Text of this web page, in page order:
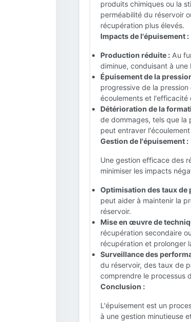
produits chimiques ou la
perméabilité du réservoir
récupération plus élevés.
Impacts de l'épuisement :
Production réduite : Au
diminue, conduisant à
Épuisement de la
progressive de la
écoulements et l'efficacité
Détérioration de la
de dommages, tels que la
peut entraver
Gestion de l'épuisement :
Une gestion efficace des
minimiser les impacts
Optimisation des taux de
peut aider à maintenir la
réservoir.
Mise en œuvre de
récupération secondaire
récupération et prolonger
Surveillance des
du réservoir, des taux de
comprendre le processus
Conclusion :
L'épuisement est un
à une gestion minutieuse